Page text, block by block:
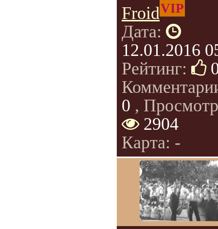
FroidVIP
Дата:
12.01.2016
Рейтинг:
0 ,
2904
Карта: -